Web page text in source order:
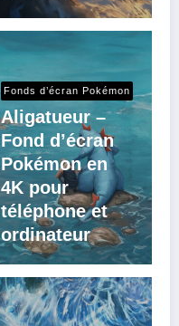
Fonds d’écran Pokémon
Aligatueur –
Fond d’écran
Pokémon en
4K pour
téléphone et
ordinateur